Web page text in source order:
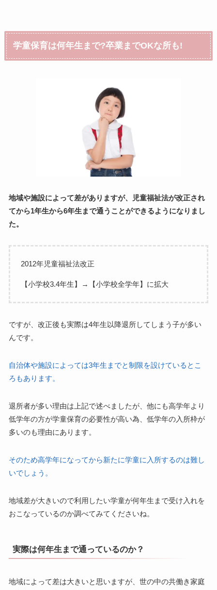
学童保育は何年生まで?卒業までOKな所も!
地域や施設によって差がありますが、児童福祉法が改正され
てから1年生から6年生まで通うことができるようになりまし
た。
2012年児童福祉法改正
【小学校3.4年生】→【小学校全学年】に拡大
ですが、改正後も実際は4年生以降退所してしまう子が多い
んです。
自治体や施設によっては3年生までと制限を設けているとこ
ろもあります。
退所者が多い理由は上記で述べましたが、他にも高学年より
低学年の方が学童保育の必要性が高い為、低学年の入所枠が
多いのも理由にあります。
そのため高学年になってから新たに学童に入所するのは難し
いでしょう。
地域差が大きいので利用したい学童が何年生まで受け入れを
おこなっているのか調べてみてくださいね。
実際は何年生まで通っているのか？
地域によって差は大きいと思いますが、世の中の共働き家庭